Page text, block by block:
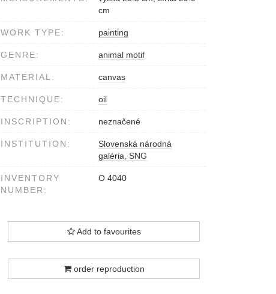
cm
WORK TYPE: painting
GENRE: animal motif
MATERIAL: canvas
TECHNIQUE: oil
INSCRIPTION: neznačené
INSTITUTION:
Slovenská národná
galéria, SNG
INVENTORY
NUMBER:
O 4040
Add to favourites
order reproduction